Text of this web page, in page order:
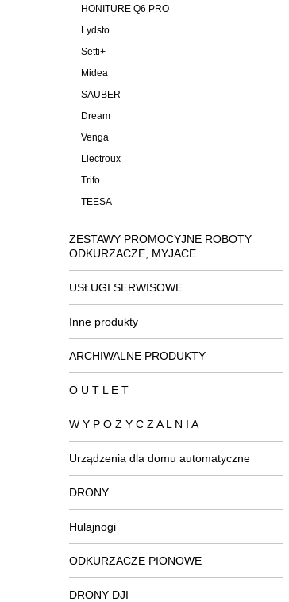
HONITURE Q6 PRO
Lydsto
Setti+
Midea
SAUBER
Dream
Venga
Liectroux
Trifo
TEESA
ZESTAWY PROMOCYJNE ROBOTY
ODKURZACZE, MYJACE
USŁUGI SERWISOWE
Inne produkty
ARCHIWALNE PRODUKTY
O U T L E T
W Y P O Ż Y C Z A L N I A
Urządzenia dla domu automatyczne
DRONY
Hulajnogi
ODKURZACZE PIONOWE
DRONY DJI